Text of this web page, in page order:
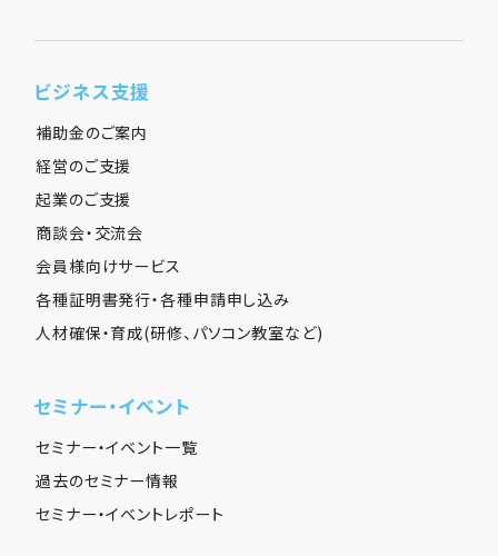
ビジネス支援
補助金のご案内
経営のご支援
起業のご支援
商談会・交流会
会員様向けサービス
各種証明書発行・各種申請申し込み
人材確保・育成(研修、パソコン教室など)
セミナー・イベント
セミナー・イベント一覧
過去のセミナー情報
セミナー・イベントレポート